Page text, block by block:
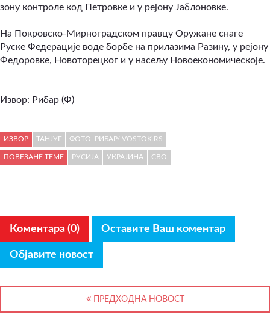
зону контроле код Петровке и у рејону Јаблоновке.
На Покровско-Мирноградском правцу Оружане снаге
Руске Федерације воде борбе на прилазима Разину, у рејону
Федоровке, Новоторецког и у насељу Новоекономическоје.
Извор: Рибар (Ф)
ИЗВОР ТАНЈУГ ФОТО: РИБАР/ VOSTOK.RS
ПОВЕЗАНЕ ТЕМЕ РУСИЈА УКРАЈИНА СВО
Коментара (0) Оставите Ваш коментар
Објавите новост
ПРЕДХОДНА НОВОСТ